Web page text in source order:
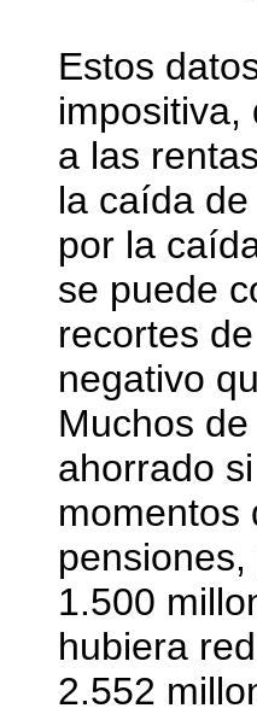
Estos
impositiva,
a las
la caída
por la
se puede
recortes
negativo
Muchos
ahorrado
momentos
1.500
hubiera
2.552